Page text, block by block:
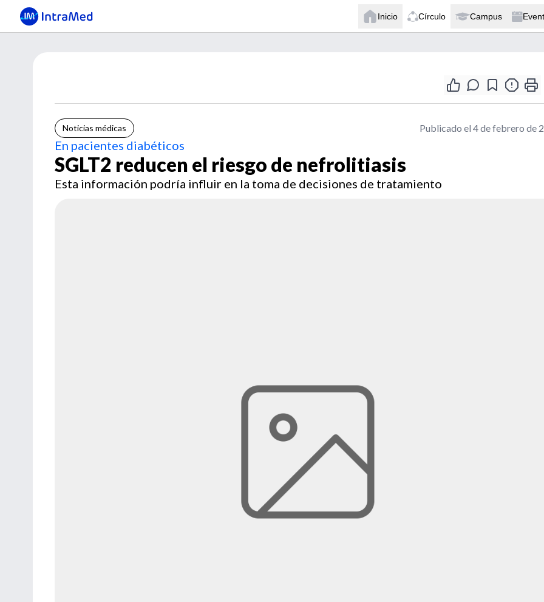
Inicio Círculo Campus
Noticias médicas Publicado el 4 de febrero de
En pacientes diabéticos
SGLT2 reducen el riesgo de nefrolitiasis
Esta información podría influir en la toma de decisiones de tratamiento